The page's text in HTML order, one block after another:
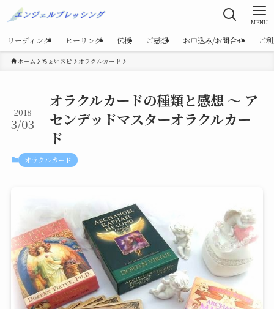
MENU
リーディング ヒーリング 伝授 ご感想 お申込み/お問合せ ご
ホーム ちょいスピ オラクルカード
オラクルカードの種類と感想 ～ ア
センデッドマスターオラクルカー
ド
2018
3/03
オラクルカード